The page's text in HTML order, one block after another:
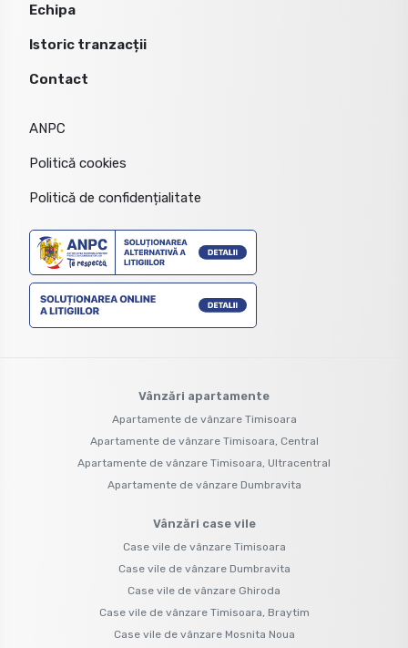
Echipa
Istoric tranzacții
Contact
ANPC
Politică cookies
Politică de confidențialitate
Vânzări apartamente
Apartamente de vânzare Timisoara
Apartamente de vânzare Timisoara, Central
Apartamente de vânzare Timisoara, Ultracentral
Apartamente de vânzare Dumbravita
Vânzări case vile
Case vile de vânzare Timisoara
Case vile de vânzare Dumbravita
Case vile de vânzare Ghiroda
Case vile de vânzare Timisoara, Braytim
Case vile de vânzare Mosnita Noua